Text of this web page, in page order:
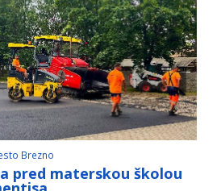
Brezno
pred materskou školou